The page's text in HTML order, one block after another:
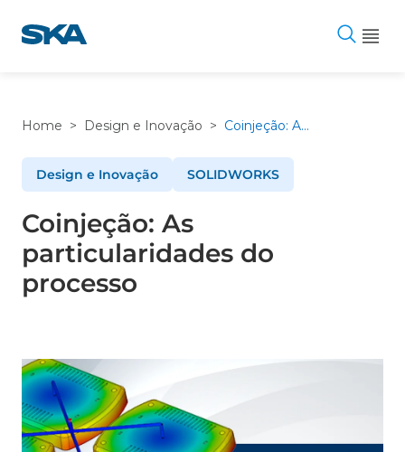
para
Home > Design e Inovação > Coinjeção: As particularidades do processo
Design e Inovação SOLIDWORKS
Coinjeção: As
particularidades do
processo